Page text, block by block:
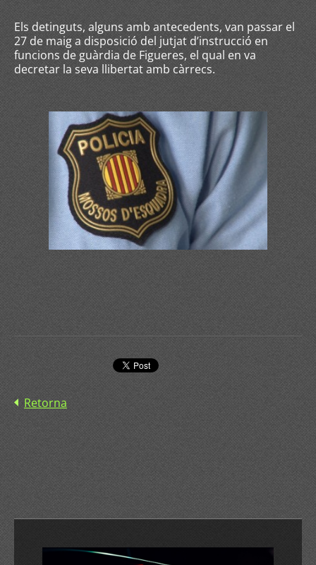
Els detinguts, alguns amb antecedents, van passar el
27 de maig a disposició del jutjat d’instrucció en
funcions de guàrdia de Figueres, el qual en va
decretar la seva llibertat amb càrrecs.
Retorna